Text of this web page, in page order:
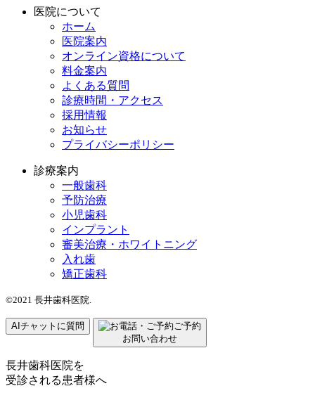
医院について
ホーム
医院案内
オンライン資格について
料金案内
よくある質問
診療時間・アクセス
採用情報
お知らせ
プライバシーポリシー
診療案内
一般歯科
予防治療
小児歯科
インプラント
審美治療・ホワイトニング
入れ歯
矯正歯科
©2021 長井歯科医院.
AIチャットに質問
ご予約
お問い合わせ
長井歯科医院を
受診される患者様へ